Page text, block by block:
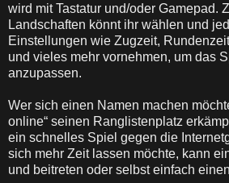
wird mit Tastatur und/oder Gamepad.
Landschaften könnt ihr wählen und
Einstellungen wie Zugzeit,
und vieles mehr vornehmen, um das
anzupassen.
Wer sich einen Namen machen
online“ seinen Ranglistenplatz
ein schnelles Spiel gegen die
sich mehr Zeit lassen möchte, kann
und beitreten oder selbst einfach